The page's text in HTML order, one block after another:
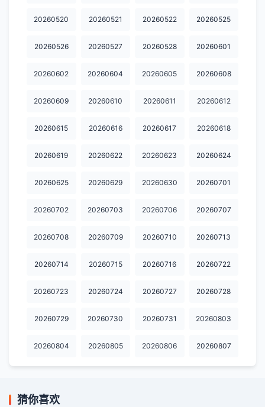
20260520 20260521 20260522 20260525
20260526 20260527 20260528 20260601
20260602 20260604 20260605 20260608
20260609 20260610 20260611 20260612
20260615 20260616 20260617 20260618
20260619 20260622 20260623 20260624
20260625 20260629 20260630 20260701
20260702 20260703 20260706 20260707
20260708 20260709 20260710 20260713
20260714 20260715 20260716 20260722
20260723 20260724 20260727 20260728
20260729 20260730 20260731 20260803
20260804 20260805 20260806 20260807
猜你喜欢